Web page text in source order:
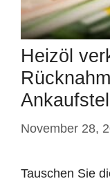
Heizöl
November 28,
Tauschen Sie